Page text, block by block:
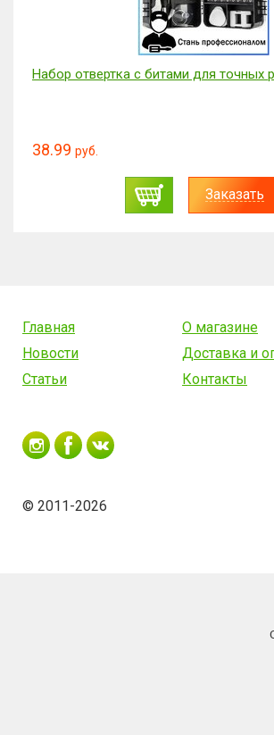
Набор отвертка с битами для точных
38.99 руб.
Заказать
Главная
О магазине
Новости
Доставка и
Статьи
Контакты
© 2011-2026